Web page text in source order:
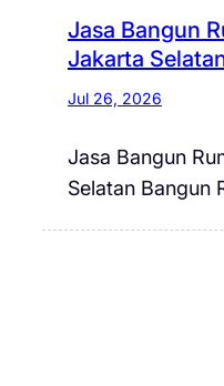
Jasa Bangun
Jakarta
Jul 26, 2026
Jasa Bangun
Selatan Bangun